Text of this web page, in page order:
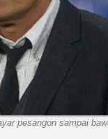
pesangon sampai